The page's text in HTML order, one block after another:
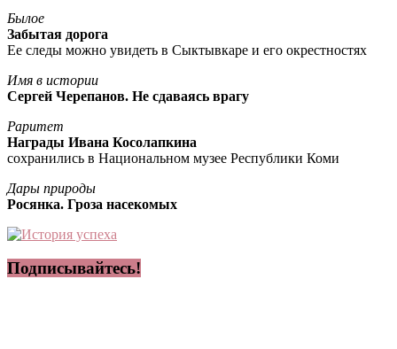
Былое
Забытая дорога
Ее следы можно увидеть в Сыктывкаре и его окрестностях
Имя в истории
Сергей Черепанов. Не сдаваясь врагу
Раритет
Награды Ивана Косолапкина
сохранились в Национальном музее Республики Коми
Дары природы
Росянка. Гроза насекомых
Подписывайтесь!